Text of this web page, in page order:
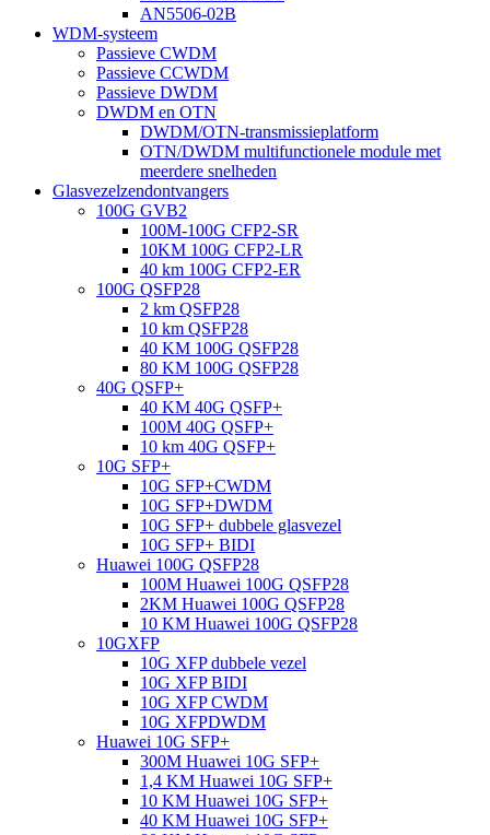
AN5506-02B
WDM-systeem
Passieve CWDM
Passieve CCWDM
Passieve DWDM
DWDM en OTN
DWDM/OTN-transmissieplatform
OTN/DWDM multifunctionele module met
meerdere snelheden
Glasvezelzendontvangers
100G GVB2
100M-100G CFP2-SR
10KM 100G CFP2-LR
40 km 100G CFP2-ER
100G QSFP28
2 km QSFP28
10 km QSFP28
40 KM 100G QSFP28
80 KM 100G QSFP28
40G QSFP+
40 KM 40G QSFP+
100M 40G QSFP+
10 km 40G QSFP+
10G SFP+
10G SFP+CWDM
10G SFP+DWDM
10G SFP+ dubbele glasvezel
10G SFP+ BIDI
Huawei 100G QSFP28
100M Huawei 100G QSFP28
2KM Huawei 100G QSFP28
10 KM Huawei 100G QSFP28
10GXFP
10G XFP dubbele vezel
10G XFP BIDI
10G XFP CWDM
10G XFPDWDM
Huawei 10G SFP+
300M Huawei 10G SFP+
1,4 KM Huawei 10G SFP+
10 KM Huawei 10G SFP+
40 KM Huawei 10G SFP+